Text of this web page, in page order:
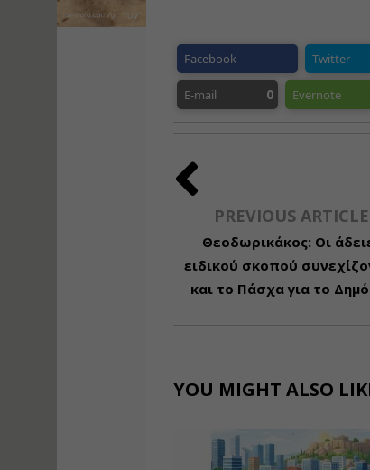
Facebook Twitter
E-mail 0 Evernote
PREVIOUS ARTICLE
Θεοδωρικάκος: Οι
ειδικού σκοπού
και το Πάσχα για το
YOU MIGHT ALSO